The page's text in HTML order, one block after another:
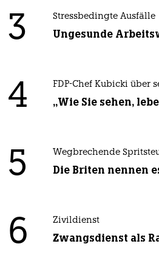
3 Stressbedingte Ausfälle
Ungesunde
4 FDP-Chef Kubicki über
„Wie Sie sehen,
5 Wegbrechende
Die Briten nennen
6 Zivildienst
Zwangsdienst als